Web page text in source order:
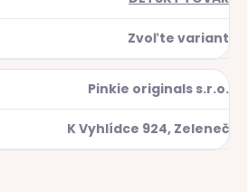
Zvoľte variant
Pinkie originals s.r.o.
K Vyhlídce 924, Zeleneč